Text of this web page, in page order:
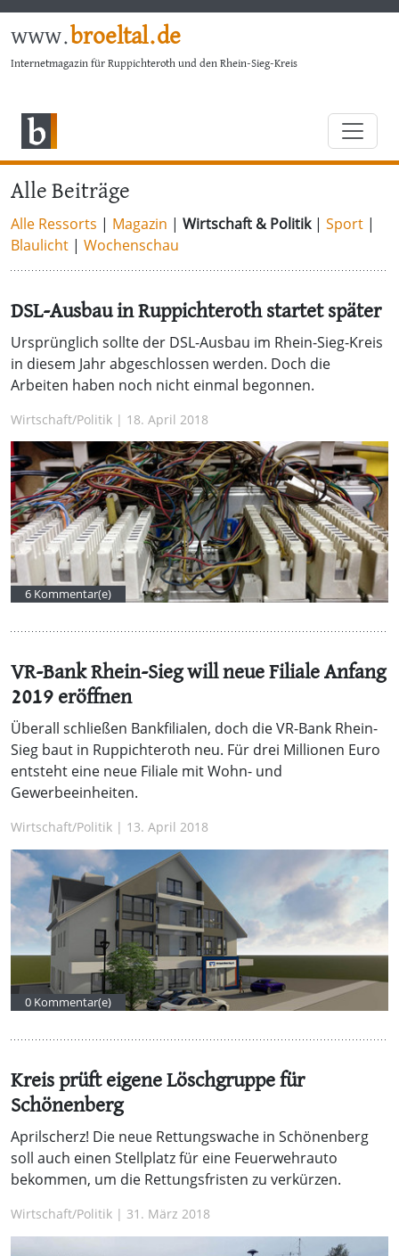
www.broeltal.de
Internetmagazin für Ruppichteroth und den Rhein-Sieg-Kreis
Alle Beiträge
Alle Ressorts | Magazin | Wirtschaft & Politik| Sport |
Blaulicht | Wochenschau
DSL-Ausbau in Ruppichteroth startet später
Ursprünglich sollte der DSL-Ausbau im Rhein-Sieg-Kreis
in diesem Jahr abgeschlossen werden. Doch die
Arbeiten haben noch nicht einmal begonnen.
Wirtschaft/Politik | 18. April 2018
6 Kommentar(e)
VR-Bank Rhein-Sieg will neue Filiale Anfang
2019 eröffnen
Überall schließen Bankfilialen, doch die VR-Bank Rhein-
Sieg baut in Ruppichteroth neu. Für drei Millionen Euro
entsteht eine neue Filiale mit Wohn- und
Gewerbeeinheiten.
Wirtschaft/Politik | 13. April 2018
0 Kommentar(e)
Kreis prüft eigene Löschgruppe für
Schönenberg
Aprilscherz! Die neue Rettungswache in Schönenberg
soll auch einen Stellplatz für eine Feuerwehrauto
bekommen, um die Rettungsfristen zu verkürzen.
Wirtschaft/Politik | 31. März 2018